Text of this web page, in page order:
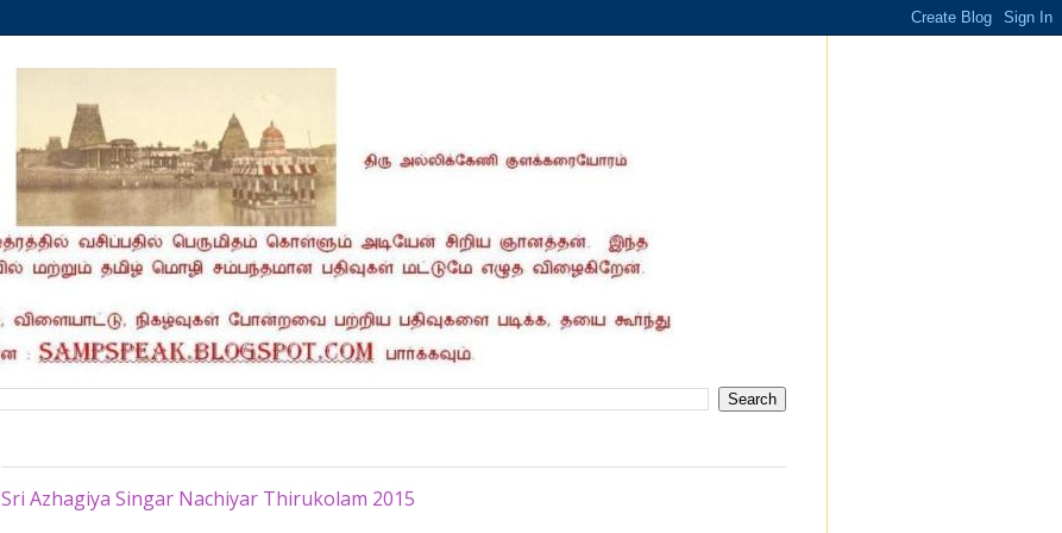
Sri Azhagiya Singar Nachiyar Thirukolam 2015